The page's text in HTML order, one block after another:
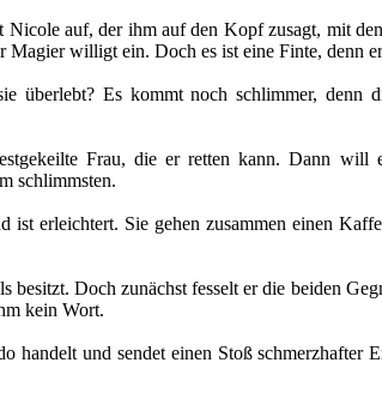
auf, der ihm auf den Kopf zusagt, mit
Magier willigt ein. Doch es ist eine Finte, denn
überlebt? Es kommt noch schlimmer, denn
Frau, die er retten kann. Dann will
schlimmsten.
erleichtert. Sie gehen zusammen einen
Doch zunächst fesselt er die beiden
kein Wort.
und sendet einen Stoß schmerzhafter